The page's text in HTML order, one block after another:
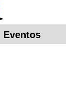
Eventos